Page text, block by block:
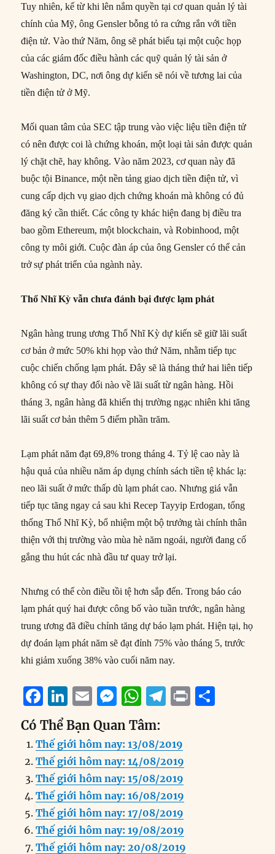
Tuy nhiên, kể từ khi lên nắm quyền tại cơ quan quản lý tài
chính của Mỹ, ông Gensler bỗng tỏ ra cứng rắn với tiền
điện tử. Vào thứ Năm, ông sẽ phát biểu tại một cuộc họp
của các giám đốc điều hành các quỹ quản lý tài sản ở
Washington, DC, nơi ông dự kiến sẽ nói về tương lai của
tiền điện tử ở Mỹ.
Mối quan tâm của SEC tập trung vào việc liệu tiền điện tử
có nên được coi là chứng khoán, một loại tài sản được quản
lý chặt chẽ, hay không. Vào năm 2023, cơ quan này đã
buộc tội Binance, một nền tảng giao dịch tiền điện tử, vì
cung cấp dịch vụ giao dịch chứng khoán mà không có đủ
đăng ký cần thiết. Các công ty khác hiện đang bị điều tra
bao gồm Ethereum, một blockchain, và Robinhood, một
công ty môi giới. Cuộc đàn áp của ông Gensler có thể cản
trở sự phát triển của ngành này.
Thổ Nhĩ Kỳ vẫn chưa đánh bại được lạm phát
Ngân hàng trung ương Thổ Nhĩ Kỳ dự kiến sẽ giữ lãi suất
cơ bản ở mức 50% khi họp vào thứ Năm, nhằm tiếp tục
cuộc chiến chống lạm phát. Đây sẽ là tháng thứ hai liên tiếp
không có sự thay đổi nào về lãi suất từ ngân hàng. Hồi
tháng 3, ngân hàng đã khiến thị trường ngạc nhiên khi tăng
lãi suất cơ bản thêm 5 điểm phần trăm.
Lạm phát năm đạt 69,8% trong tháng 4. Tỷ lệ cao này là
hậu quả của nhiều năm áp dụng chính sách tiền tệ khác lạ:
neo lãi suất ở mức thấp dù lạm phát cao. Nhưng giá vẫn
tiếp tục tăng ngay cả sau khi Recep Tayyip Erdogan, tổng
thống Thổ Nhĩ Kỳ, bổ nhiệm một bộ trưởng tài chính thân
thiện với thị trường vào mùa hè năm ngoái, người đang cố
gắng thu hút các nhà đầu tư quay trở lại.
Nhưng có thể còn điều tồi tệ hơn sắp đến. Trong báo cáo
lạm phát quý hai được công bố vào tuần trước, ngân hàng
trung ương đã điều chỉnh tăng dự báo lạm phát. Hiện tại, họ
dự đoán lạm phát năm sẽ đạt đỉnh 75% vào tháng 5, trước
khi giảm xuống 38% vào cuối năm nay.
F
a
c
e
b
o
o
k
Li
n
k
e
d
I
n
E
m
ai
l
M
ss
e
n
g
er
W
h
at
s
A
p
p
T
e
g
r
a
m
P
Có Thể Bạn Quan Tâm:
Thế giới hôm nay: 13/08/2019
Thế giới hôm nay: 14/08/2019
Thế giới hôm nay: 15/08/2019
Thế giới hôm nay: 16/08/2019
Thế giới hôm nay: 17/08/2019
Thế giới hôm nay: 19/08/2019
Thế giới hôm nay: 20/08/2019